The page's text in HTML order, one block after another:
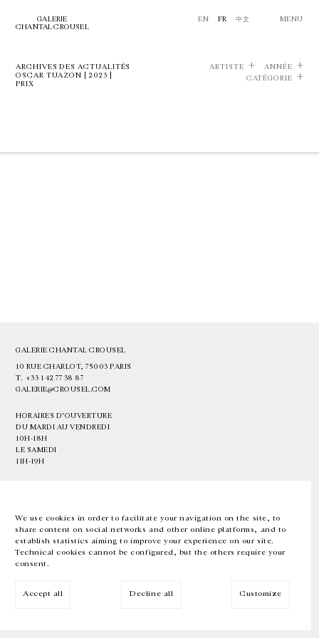
We use cookies in order to facilitate your navigation on the site, to
share content on social networks and other online platforms, and to
establish statistics aiming to improve your experience on our site.
Technical cookies cannot be configured, but the others require your
consent.
Accept all Decline all Customize
GALERIE
CHANTAL CROUSEL
EN FR 中文 MENU
ARCHIVES DES ACTUALITÉS
OSCAR TUAZON | 2023 |
PRIX
ARTISTE
ANNÉE
CATÉGORIE
GALERIE CHANTAL CROUSEL
10 RUE CHARLOT, 75003 PARIS
T. +33 1 42 77 38 87
GALERIE@CROUSEL.COM
HORAIRES D'OUVERTURE
DU MARDI AU VENDREDI
10H-18H
LE SAMEDI
11H-19H
EN FR 中文 Facebook Instagram
Inscrivez-vous à notre newsletter